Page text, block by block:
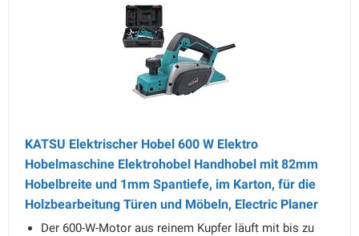
KATSU Elektrischer Hobel 600 W Elektro
Hobelmaschine Elektrohobel Handhobel mit 82mm
Hobelbreite und 1mm Spantiefe, im Karton, für die
Holzbearbeitung Türen und Möbeln, Electric Planer
Der 600-W-Motor aus reinem Kupfer läuft mit bis zu